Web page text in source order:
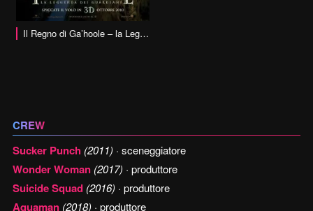
Il Regno di Ga’hoole – la Leggenda dei Guardiani
CREW
Sucker Punch (2011) · sceneggiatore
Wonder Woman (2017) · produttore
Suicide Squad (2016) · produttore
Aquaman (2018) · produttore